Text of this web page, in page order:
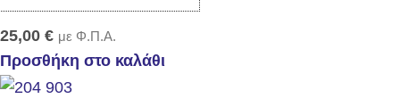
25,00 € με Φ.Π.Α.
Προσθήκη στο καλάθι